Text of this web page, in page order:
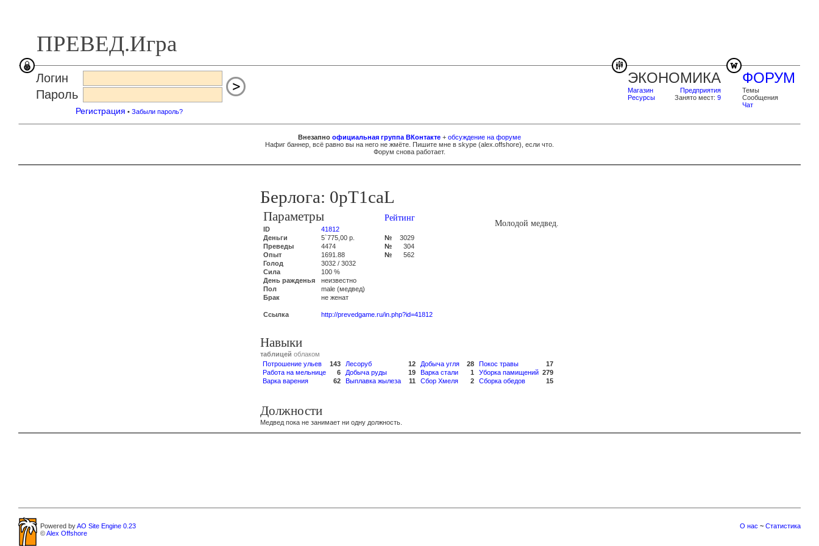
ПРЕВЕД.Игра
ФОРУМ
Темы
Сообщения
Чат
ЭКОНОМИКА
Предприятия
Занято мест: 9
Магазин
Ресурсы
Логин
Пароль
Регистрация • Забыли пароль?
Внезапно официальная группа ВКонтакте + обсуждение на форуме
Нафиг баннер, всё равно вы на него не жмёте. Пишите мне в skype (alex.offshore), если что.
Форум снова работает.
Берлога: 0pT1caL
Параметры Рейтинг
ID
41812
Деньги
5`775,00 р. №
3029
Преведы
4474 №
304
Опыт
1691.88 №
562
Голод
3032 / 3032
Сила
100 %
День ражденья
неизвестно
Пол
male (медвед)
Брак
не женат
Ссылка http://prevedgame.ru/in.php?id=41812
Молодой медвед.
Навыки
таблицей облаком
Потрошение ульев
143
Работа на мельнице
6
Варка варения
62
Лесоруб
12
Добыча руды
19
Выплавка жылеза
11
Добыча угля
28
Варка стали
1
Сбор Хмеля
2
Покос травы
17
Уборка памищений 279
Сборка обедов
15
Должности
Медвед пока не занимает ни одну должность.
О нас ~ Статистика
Powered byAO Site Engine 0.23
©Alex Offshore